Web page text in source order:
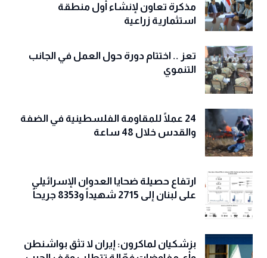
مذكرة تعاون لإنشاء أول منطقة
استثمارية زراعية
تعز .. اختتام دورة حول العمل في الجانب
التنموي
24 عملًا للمقاومة الفلسطينية في الضفة
والقدس خلال 48 ساعة
ارتفاع حصيلة ضحايا العدوان الإسرائيلي
على لبنان إلى 2715 شهيداً و8353 جريحاً
بزشكيان لماكرون: إيران لا تثق بواشنطن